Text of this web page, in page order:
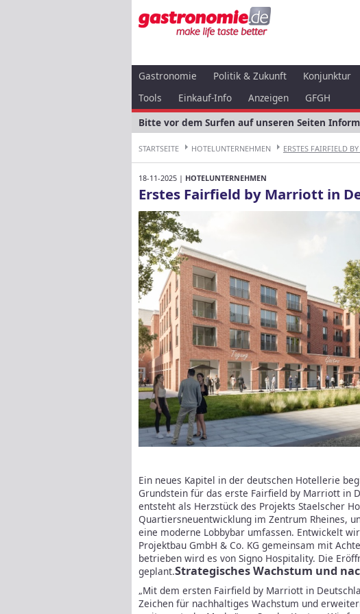
Gastronomie Politik & Zukunft Konjunktur
Tools
Einkauf-Info Anzeigen
GFGH
Bitte vor dem Surfen auf unseren Seiten
STARTSEITE HOTELUNTERNEHMEN ERSTES FAIRFIELD
18-11-2025 | HOTELUNTERNEHMEN
Erstes Fairfield by Marriott in
Ein neues Kapitel in der deutschen Hotellerie
Grundstein für das erste Fairfield by Marriott in
entsteht als Herzstück des Projekts Staelscher
Quartiersneuentwicklung im Zentrum Rheines,
eine moderne Lobbybar umfassen. Entwickelt
Projektbau GmbH & Co. KG gemeinsam mit
betrieben wird es von Signo Hospitality. Die
geplant.Strategisches Wachstum und
„Mit dem ersten Fairfield by Marriott in
Zeichen für nachhaltiges Wachstum und